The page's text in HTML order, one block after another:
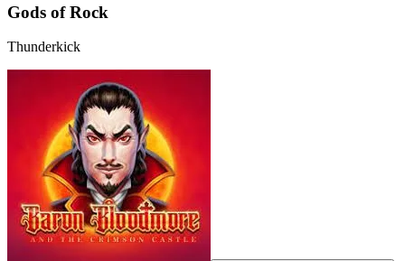
Gods of Rock
Thunderkick